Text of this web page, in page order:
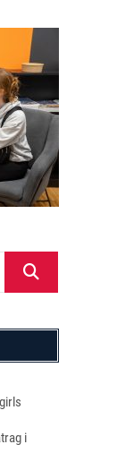
Pretraži
i